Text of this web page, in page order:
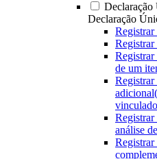
Declaração
Declaração
de um
análise